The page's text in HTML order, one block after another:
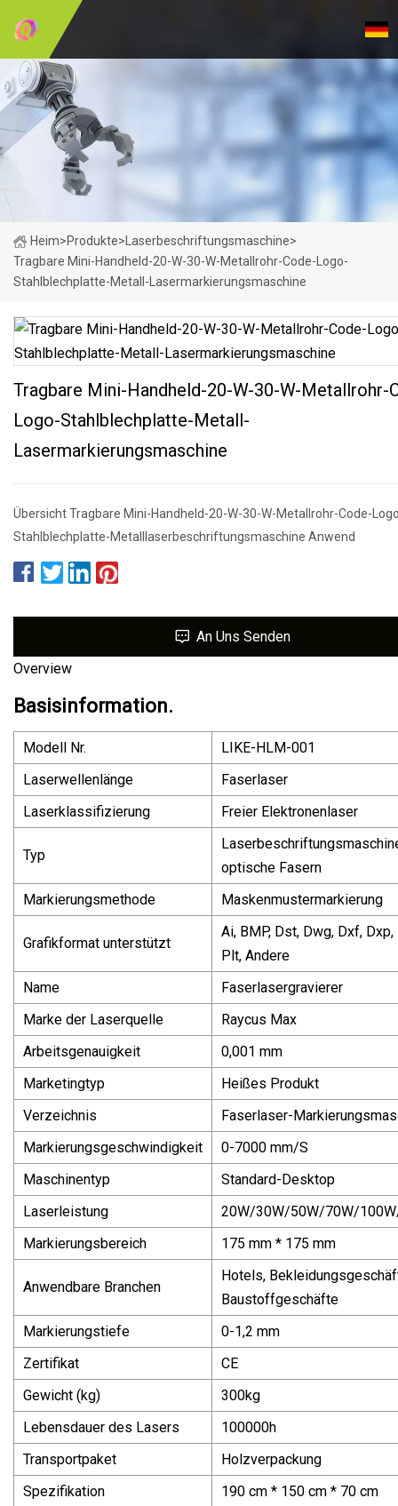
Heim>Produkte> Laserbeschriftungsmaschine>
Tragbare Mini-Handheld-20-W-30-W-Metallrohr-Code-Logo-
Stahlblechplatte-Metall-Lasermarkierungsmaschine
Tragbare Mini-Handheld-20-W-30-W-Metallrohr-
Logo-Stahlblechplatte-Metall-
Lasermarkierungsmaschine
Übersicht Tragbare Mini-Handheld-20-W-30-W-Metallrohr-Code-
Stahlblechplatte-Metalllaserbeschriftungsmaschine Anwend
An Uns Senden
Overview
Basisinformation.
Modell Nr.
LIKE-HLM-001
Laserwellenlänge
Faserlaser
Laserklassifizierung
Freier Elektronenlaser
Typ
optische Fasern
Markierungsmethode
Maskenmustermarkierung
Grafikformat unterstützt
Ai, BMP, Dst, Dwg, Dxf, Dxp,
Plt, Andere
Name
Faserlasergravierer
Marke der Laserquelle
Raycus Max
Arbeitsgenauigkeit
0,001 mm
Marketingtyp
Heißes Produkt
Verzeichnis
Faserlaser-
Markierungsgeschwindigkeit
0-7000 mm/S
Maschinentyp
Standard-Desktop
Laserleistung
20W/30W/50W/70W/
Markierungsbereich
175 mm * 175 mm
Anwendbare Branchen
Hotels,
Baustoffgeschäfte
Markierungstiefe
0-1,2 mm
Zertifikat
CE
Gewicht (kg)
300kg
Lebensdauer des Lasers
100000h
Transportpaket
Holzverpackung
Spezifikation
190 cm * 150 cm * 70 cm